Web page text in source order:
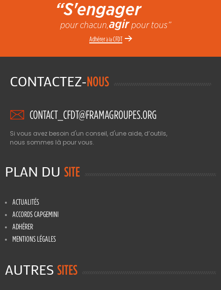
“S'engager
pour chacun,agirpour tous”
Adhérerà laCFDT
CONTACTEZ-NOUS
CONTACT_CFDT@FRAMAGROUPES.ORG
Si vous avez besoin d'un conseil, d'une aide, d’outils,
nous sommes là pour vous.
PLAN DU SITE
ACTUALITÉS
ACCORDS CAPGEMINI
ADHÉRER
MENTIONS LÉGALES
AUTRES SITES